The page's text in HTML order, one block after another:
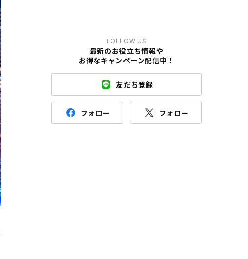
FOLLOW US
最新のお役立ち情報や
お得なキャンペーン配信中！
友だち登録
フォロー フォロー